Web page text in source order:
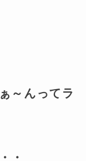
～んってラ
・